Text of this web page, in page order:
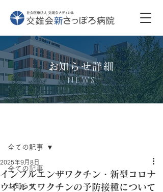
​お知らせ詳細
NEWS
全ての記事
お知らせ
全ての記事
インフルエンザワクチン・新型コロナ
ウイルスワクチンの予防接種について
2025年9月8日